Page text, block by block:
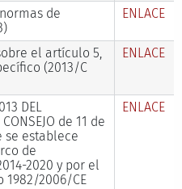
de
ENLACE
el artículo 5,
(2013/C
ENLACE
DEL
CONSEJO de 11 de
se establece
de
2020 y por el
1982/2006/CE
ENLACE